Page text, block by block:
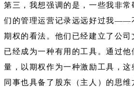
第三，我想强调的是，一些我非
们的管理运营记录远远好过我——
期权的看法。他们已经建立了公司
已经成为一种有用的工具。通过他
量，以期权作为一种激励工具，这
同事也具备了股东（主人）的思维